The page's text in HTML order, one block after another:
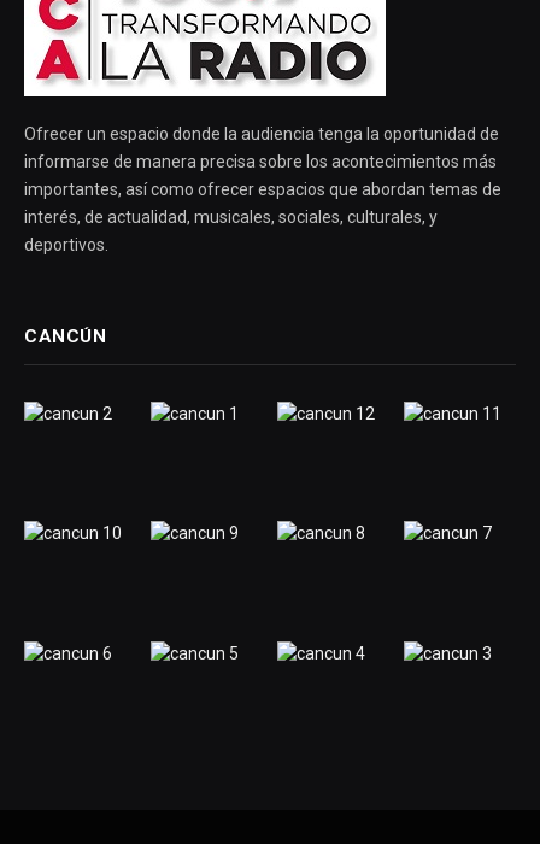
Ofrecer un espacio donde la audiencia tenga la oportunidad de
informarse de manera precisa sobre los acontecimientos más
importantes, así como ofrecer espacios que abordan temas de
interés, de actualidad, musicales, sociales, culturales, y
deportivos.
CANCÚN